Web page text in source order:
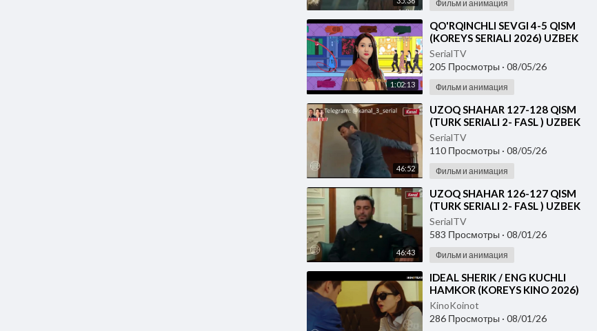
Фильм и анимация
1:02:13
⁣⁣QO'RQINCHLI SEVGI 4-5 QISM
(KOREYS SERIALI 2026) UZBEK
TILIDA
SerialTV
205 Просмотры · 08/05/26
Фильм и анимация
46:52
⁣UZOQ SHAHAR 127-128 QISM
(TURK SERIALI 2- FASL ) UZBEK
TILIDA
SerialTV
110 Просмотры · 08/05/26
Фильм и анимация
46:43
⁣UZOQ SHAHAR 126-127 QISM
(TURK SERIALI 2- FASL ) UZBEK
TILIDA
SerialTV
583 Просмотры · 08/01/26
Фильм и анимация
⁣IDEAL SHERIK / ENG KUCHLI
HAMKOR (KOREYS KINO 2026)
UZBEK TILIDA
KinoKoinot
286 Просмотры · 08/01/26